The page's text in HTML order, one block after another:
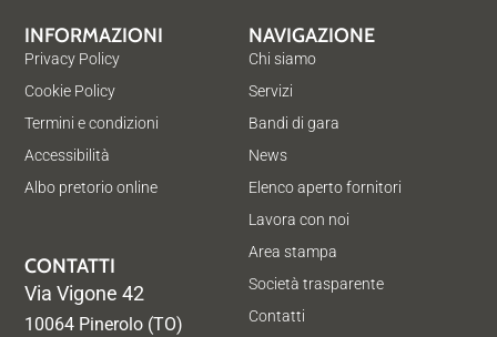
NAVIGAZIONE
Chi siamo
Servizi
Bandi di gara
News
Elenco aperto fornitori
Lavora con noi
Area stampa
Società trasparente
Contatti
INFORMAZIONI
Privacy Policy
Cookie Policy
Termini e condizioni
Accessibilità
Albo pretorio online
CONTATTI
Via Vigone 42
10064 Pinerolo (TO)